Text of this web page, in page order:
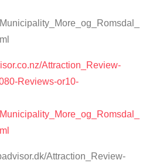
Attraction_Review-
Reviews-or10-
Attraction_Review-